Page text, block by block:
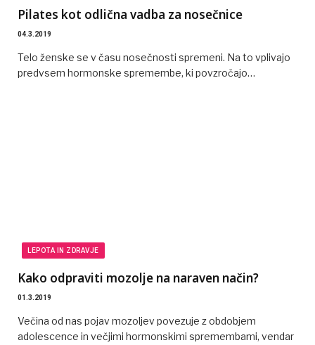
Pilates kot odlična vadba za nosečnice
04.3.2019
Telo ženske se v času nosečnosti spremeni. Na to vplivajo
predvsem hormonske spremembe, ki povzročajo…
LEPOTA IN ZDRAVJE
Kako odpraviti mozolje na naraven način?
01.3.2019
Večina od nas pojav mozoljev povezuje z obdobjem
adolescence in večjimi hormonskimi spremembami, vendar